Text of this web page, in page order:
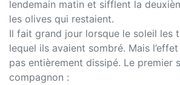
lendemain matin et sifflent la
les olives qui restaient.
Il fait grand jour lorsque le soleil les
lequel ils avaient sombré. Mais l’effet
pas entièrement dissipé. Le premier
compagnon :